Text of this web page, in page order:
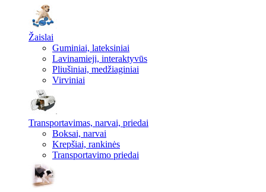
Žaislai
Guminiai, lateksiniai
Lavinamieji, interaktyvūs
Pliušiniai, medžiaginiai
Virviniai
Transportavimas, narvai, priedai
Boksai, narvai
Krepšiai, rankinės
Transportavimo priedai